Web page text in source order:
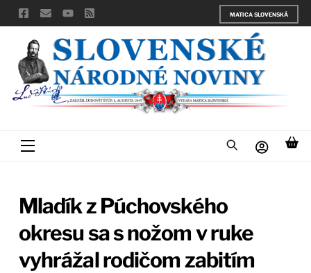
Skip
to
content
MATICA SLOVENSKÁ
Menu
Mladík z Púchovského
okresu sa s nožom v ruke
vyhrážal rodičom zabitím